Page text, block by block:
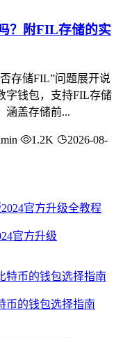
？附FIL存储的实
存储FIL”问题展开说
字钱包，支持FIL存储
涵盖存储前...
1.2K
2026-08-
官方升级
币的钱包选择指南